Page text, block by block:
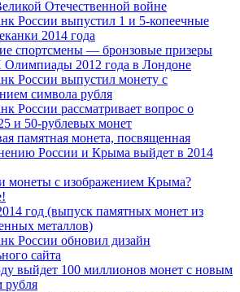
Отечественной войне
России выпустил 1 и 5-копеечные
2014 года
спортсмены — бронзовые призеры
2012 года в Лондоне
России выпустил монету с
символа рубля
России рассматривает вопрос о
и 50-рублевых монет
памятная монета, посвященная
России и Крыма выйдет в 2014
монеты с изображением Крыма?
год (выпуск памятных монет из
металлов)
России обновил дизайн
сайта
выйдет 100 миллионов монет с новым
рубля